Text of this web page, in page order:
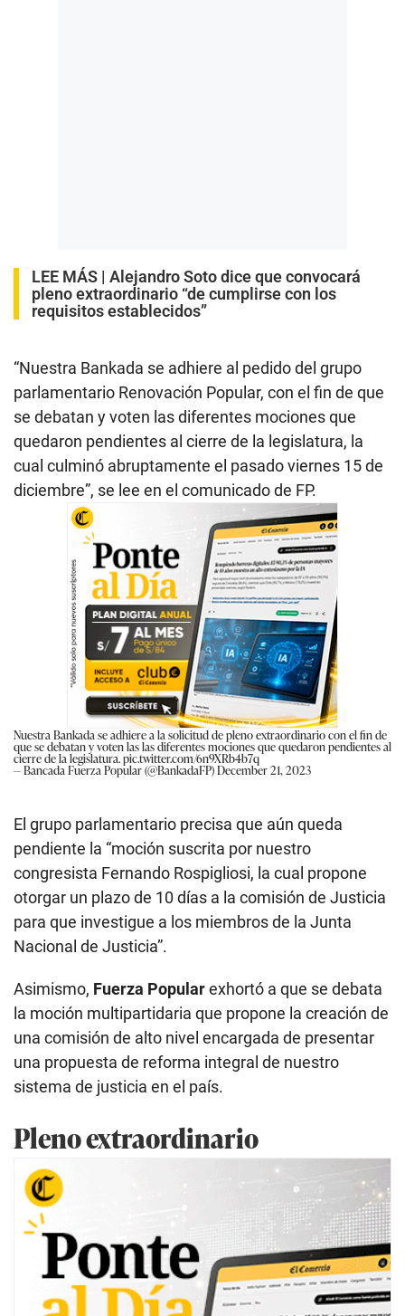
LEE MÁS | Alejandro Soto dice que convocará
pleno extraordinario “de cumplirse con los
requisitos establecidos”
“Nuestra Bankada se adhiere al pedido del grupo
parlamentario Renovación Popular, con el fin de que
se debatan y voten las diferentes mociones que
quedaron pendientes al cierre de la legislatura, la
cual culminó abruptamente el pasado viernes 15 de
diciembre”, se lee en el comunicado de FP.
Nuestra Bankada se adhiere a la solicitud de pleno extraordinario con el fin de
que se debatan y voten las las diferentes mociones que quedaron pendientes al
cierre de la legislatura.pic.twitter.com/6n9XRb4b7q
— Bancada Fuerza Popular (@BankadaFP)December 21, 2023
El grupo parlamentario precisa que aún queda
pendiente la “moción suscrita por nuestro
congresista Fernando Rospigliosi, la cual propone
otorgar un plazo de 10 días a la comisión de Justicia
para que investigue a los miembros de la Junta
Nacional de Justicia”.
Asimismo, Fuerza Popularexhortó a que se debata
la moción multipartidaria que propone la creación de
una comisión de alto nivel encargada de presentar
una propuesta de reforma integral de nuestro
sistema de justicia en el país.
Pleno extraordinario